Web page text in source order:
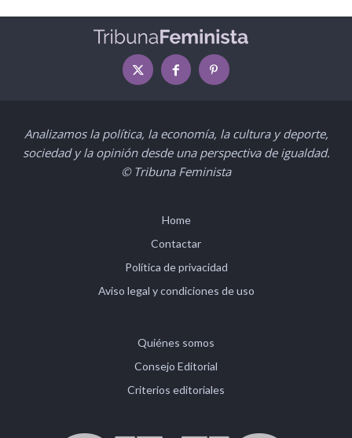
Analizamos la política, la economía, la cultura y deporte,
sociedad y la opinión desde una perspectiva de igualdad.
© Tribuna Feminista
Home
Contactar
Política de privacidad
Aviso legal y condiciones de uso
Quiénes somos
Consejo Editorial
Criterios editoriales